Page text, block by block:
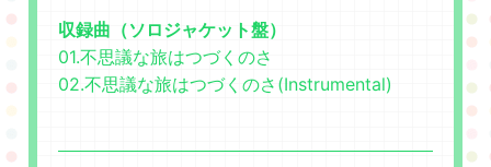
収録曲（ソロジャケット盤）
01.不思議な旅はつづくのさ
02.不思議な旅はつづくのさ(Instrumental)